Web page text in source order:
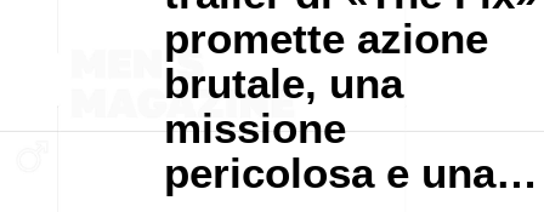
promette azione
brutale, una
missione
pericolosa e una…